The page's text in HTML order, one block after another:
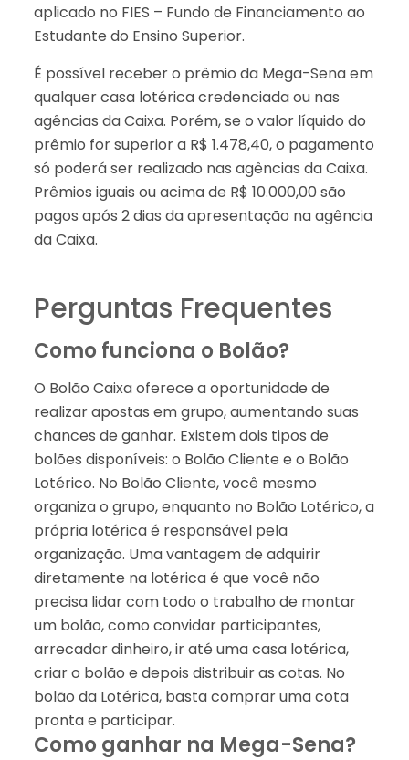
aplicado no FIES – Fundo de Financiamento ao
Estudante do Ensino Superior.
É possível receber o prêmio da Mega-Sena em
qualquer casa lotérica credenciada ou nas
agências da Caixa. Porém, se o valor líquido do
prêmio for superior a R$ 1.478,40, o pagamento
só poderá ser realizado nas agências da Caixa.
Prêmios iguais ou acima de R$ 10.000,00 são
pagos após 2 dias da apresentação na agência
da Caixa.
Perguntas Frequentes
Como funciona o Bolão?
O Bolão Caixa oferece a oportunidade de
realizar apostas em grupo, aumentando suas
chances de ganhar. Existem dois tipos de
bolões disponíveis: o Bolão Cliente e o Bolão
Lotérico. No Bolão Cliente, você mesmo
organiza o grupo, enquanto no Bolão Lotérico, a
própria lotérica é responsável pela
organização. Uma vantagem de adquirir
diretamente na lotérica é que você não
precisa lidar com todo o trabalho de montar
um bolão, como convidar participantes,
arrecadar dinheiro, ir até uma casa lotérica,
criar o bolão e depois distribuir as cotas. No
bolão da Lotérica, basta comprar uma cota
pronta e participar.
Como ganhar na Mega-Sena?